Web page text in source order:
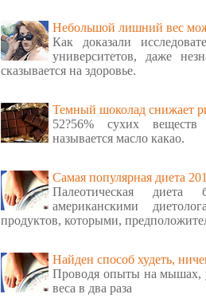
Небольшой лишний вес
Как доказали
университетов, даже
сказывается на здоровье.
Темный шоколад снижает
52?56% сухих
называется масло какао.
Самая популярная диета
Палеотическая диета
американскими
продуктов, которыми,
Найден способ худеть,
Проводя опыты на мышах,
веса в два раза